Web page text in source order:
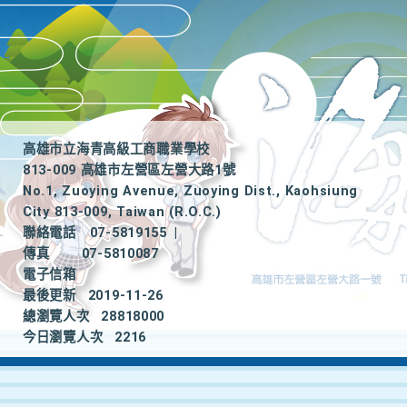
高雄市立海青高級工商職業學校
813-009 高雄市左營區左營大路1號
No.1, Zuoying Avenue, Zuoying Dist., Kaohsiung
City 813-009, Taiwan (R.O.C.)
聯絡電話
07-5819155
|
傳真
07-5810087
電子信箱
最後更新
2019-11-26
總瀏覽人次
28818000
今日瀏覽人次
2216